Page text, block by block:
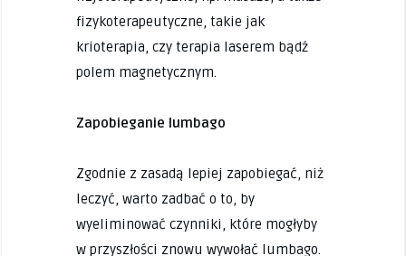
fizykoterapeutyczne, takie jak
krioterapia, czy terapia laserem bądź
polem magnetycznym.
Zapobieganie lumbago
Zgodnie z zasadą lepiej zapobiegać, niż
leczyć, warto zadbać o to, by
wyeliminować czynniki, które mogłyby
w przyszłości znowu wywołać lumbago.